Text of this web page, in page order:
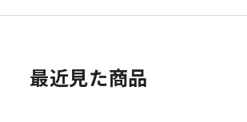
最近見た商品